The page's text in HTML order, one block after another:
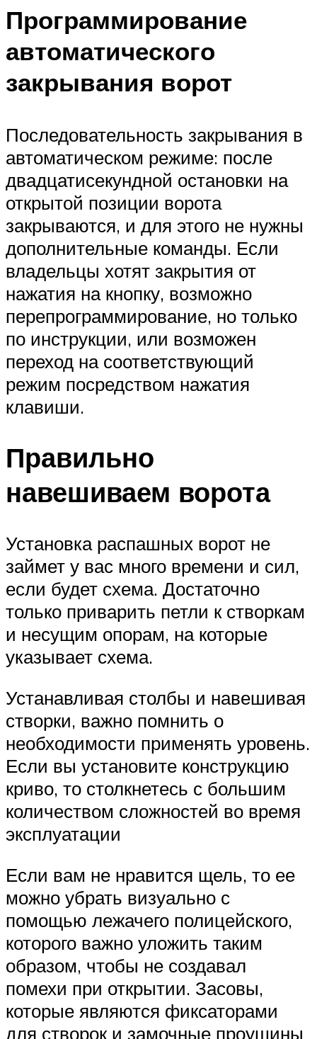
Программирование
автоматического
закрывания ворот
Последовательность закрывания в
автоматическом режиме: после
двадцатисекундной остановки на
открытой позиции ворота
закрываются, и для этого не нужны
дополнительные команды. Если
владельцы хотят закрытия от
нажатия на кнопку, возможно
перепрограммирование, но только
по инструкции, или возможен
переход на соответствующий
режим посредством нажатия
клавиши.
Правильно
навешиваем ворота
Установка распашных ворот не
займет у вас много времени и сил,
если будет схема. Достаточно
только приварить петли к створкам
и несущим опорам, на которые
указывает схема.
Устанавливая столбы и навешивая
створки, важно помнить о
необходимости применять уровень.
Если вы установите конструкцию
криво, то столкнетесь с большим
количеством сложностей во время
эксплуатации
Если вам не нравится щель, то ее
можно убрать визуально с
помощью лежачего полицейского,
которого важно уложить таким
образом, чтобы не создавал
помехи при открытии. Засовы,
которые являются фиксаторами
для створок и замочные проушины